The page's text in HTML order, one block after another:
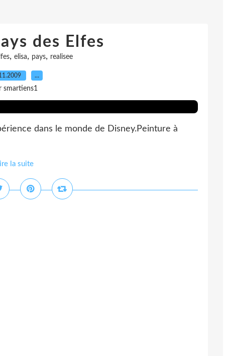
des Elfes
, elisa, pays, realisee
…
smartiens1
dans le monde de Disney.Peinture à
la suite